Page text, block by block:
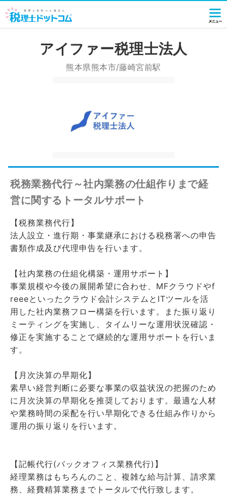
アイファー税理士法人
熊本県熊本市/藤崎宮前駅
税務業務代行～社内業務の仕組作りまで経
営に関するトータルサポート
【税務業務代行】
法人設立・進行期・事業継承における税務署への申告
書類作成及び代理申告を行います。
【社内業務の仕組化構築・運用サポート】
事業規模や今後の展開希望に合わせ、MFクラウドやf
reeeといったクラウド会計システムとITツールを活
用した社内業務フロー構築を行います。また振り返り
ミーティングを実施し、タイムリーな運用状況確認・
修正を実施することで継続的な運用サポートを行いま
す。
【月次決算の早期化】
素早い経営判断に必要な事業の収益状況の把握のため
に月次決算の早期化を推奨しております。最適な人材
や業務時間の采配を行い早期化できる仕組み作りから
運用の振り返りを行います。
【記帳代行(バックオフィス業務代行)】
経理業務はもちろんのこと、複雑な給与計算、請求業
務、経費精算業務までトータルで代行致します。